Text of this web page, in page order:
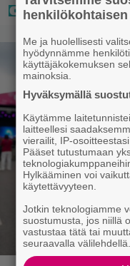
Me ja huolellisesti
hyödynnämme
käyttäjäkokemuksen
mainoksia.
Hyväksymällä
Käytämme
laitteellesi
vierailit, IP-
Pääset tutustumaan
Hylkääminen voi
käytettävyyteen.
Jotkin teknologiamme
suostumusta, jos niillä
vastustaa tätä tai
seuraavalla välilehdellä.